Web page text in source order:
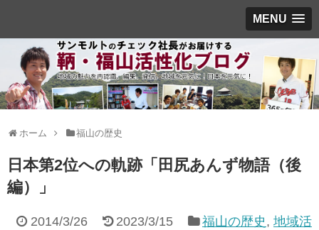
MENU
ホーム 福山の歴史
日本第2位への軌跡「田尻あんず物語（後
編）」
2014/3/26 2023/3/15 福山の歴史 , 地域活